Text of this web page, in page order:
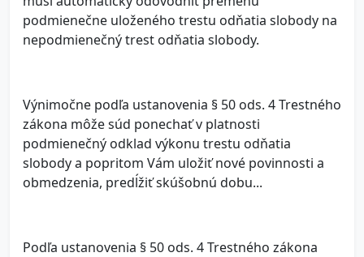
podmienečne uloženého trestu odňatia slobody na
nepodmienečný trest odňatia slobody.
Výnimočne podľa ustanovenia § 50 ods. 4 Trestného
zákona môže súd ponechať v platnosti
podmienečný odklad výkonu trestu odňatia
slobody a popritom Vám uložiť nové povinnosti a
obmedzenia, predĺžiť skúšobnú dobu...
Podľa ustanovenia § 50 ods. 4 Trestného zákona